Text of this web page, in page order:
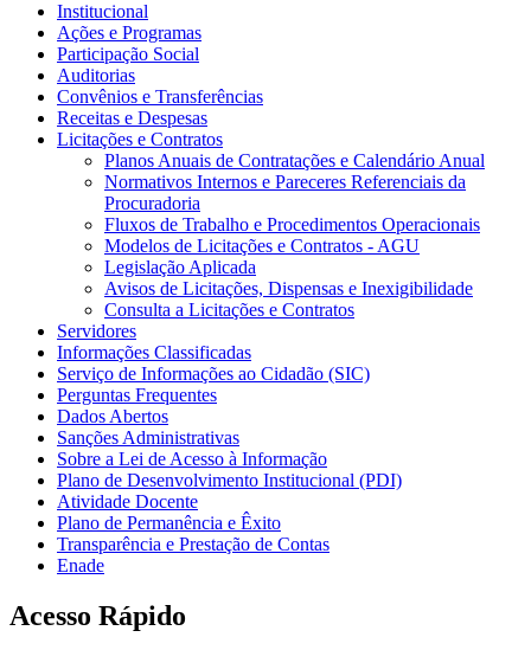
Institucional
Ações e Programas
Participação Social
Auditorias
Convênios e Transferências
Receitas e Despesas
Licitações e Contratos
Planos Anuais de Contratações e Calendário Anual
Normativos Internos e Pareceres Referenciais da
Procuradoria
Fluxos de Trabalho e Procedimentos Operacionais
Modelos de Licitações e Contratos - AGU
Legislação Aplicada
Avisos de Licitações, Dispensas e Inexigibilidade
Consulta a Licitações e Contratos
Servidores
Informações Classificadas
Serviço de Informações ao Cidadão (SIC)
Perguntas Frequentes
Dados Abertos
Sanções Administrativas
Sobre a Lei de Acesso à Informação
Plano de Desenvolvimento Institucional (PDI)
Atividade Docente
Plano de Permanência e Êxito
Transparência e Prestação de Contas
Enade
Acesso Rápido